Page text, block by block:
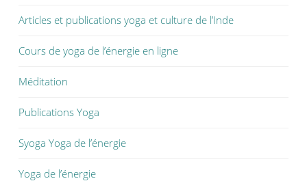
Articles et publications yoga et culture de l’Inde
Cours de yoga de l’énergie en ligne
Méditation
Publications Yoga
Syoga Yoga de l’énergie
Yoga de l’énergie